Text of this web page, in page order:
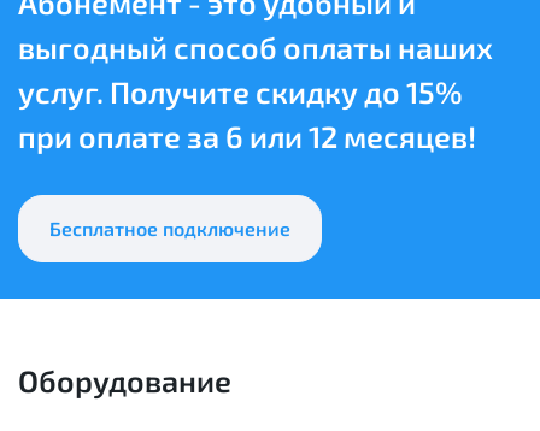
выгодный способ оплаты наших
услуг. Получите скидку до 15%
при оплате за 6 или 12 месяцев!
Бесплатное подключение
Оборудование